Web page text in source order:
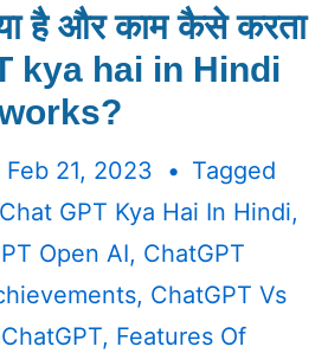
है और काम कैसे करता
kya hai in Hindi
Feb 21, 2023
Tagged
Chat GPT Kya Hai In Hindi,
Open AI, ChatGPT
, ChatGPT Vs
, Features Of